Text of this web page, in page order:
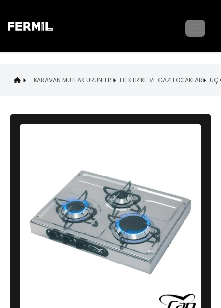
KARAVAN MUTFAK ÜRÜNLERİ ELEKTRİKLİ VE GAZLI OCAKLAR ÜÇ